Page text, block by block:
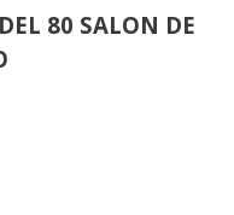
80 SALON DE